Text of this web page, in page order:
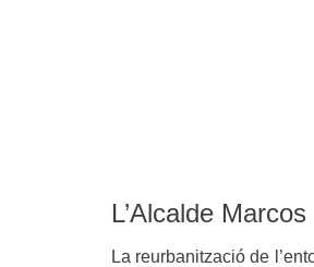
L’Alcalde
La reurbanització de